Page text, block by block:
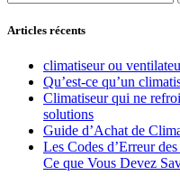
Articles récents
climatiseur ou
Qu’est-ce qu’un
Climatiseur qui ne
solutions
Guide d’Achat de
Les Codes d’Erreur
Ce que Vous Devez